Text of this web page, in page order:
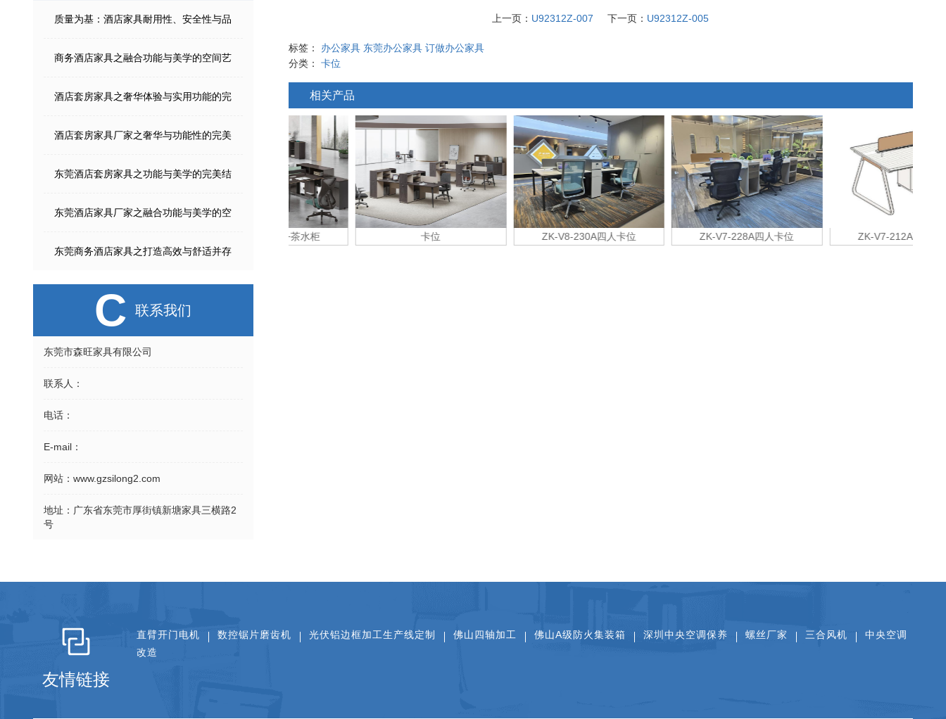
质量为基：酒店家具耐用性、安全性与品
商务酒店家具之融合功能与美学的空间艺
酒店套房家具之奢华体验与实用功能的完
酒店套房家具厂家之奢华与功能性的完美
东莞酒店套房家具之功能与美学的完美结
东莞酒店家具厂家之融合功能与美学的空
东莞商务酒店家具之打造高效与舒适并存
C 联系我们
东莞市森旺家具有限公司
联系人：
电话：
E-mail：
网站： www.gzsilong2.com
地址： 广东省东莞市厚街镇新塘家具三横路2
号
上一页： U92312Z-007 下一页： U92312Z-005
标签： 办公家具 东莞办公家具 订做办公家具
分类： 卡位
相关产品
ZK-V8-230A四人卡位 ZK-V7-228A四人卡位 ZK-V7-212A两人卡位
友情链接
直臂开门电机 数控锯片磨齿机 光伏铝边框加工生产线定制 佛山四轴加工 佛山A级防火集装箱 深圳中央空调保养 螺丝厂家 三合风机
中央空调
改造